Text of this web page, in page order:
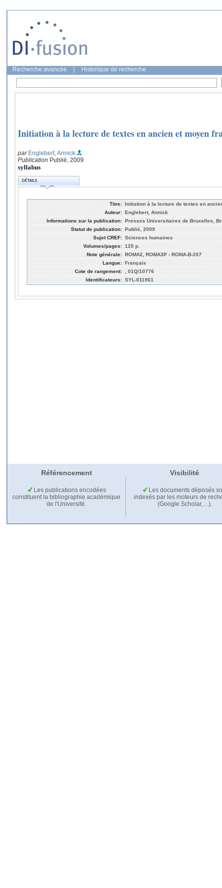
Recherche avancée Historique de recherche
Initiation à la lecture de textes en ancien et moyen
par Englebert, Annick
Publication Publié, 2009
syllabus
DÉTAILS
Titre: Initiation à la lecture de textes en
Auteur: Englebert, Annick
Informations sur la publication: Presses Universitaires de Bruxelles,
Statut de publication: Publié, 2009
Sujet CREF: Sciences humaines
Volumes/pages: 125 p.
Note générale: ROMA2, ROMA3P - ROMA-B-207
Langue: Français
Cote de rangement:
, 01Q/10776
Identificateurs: SYL-011961
Référencement Visibilité
Les publications encodées
constituent la bibliographie académique
de l'Université.
Les documents déposés
indexés par les moteurs de
(Google Scholar,…).